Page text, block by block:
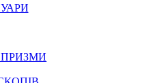
ПРИЗМИ